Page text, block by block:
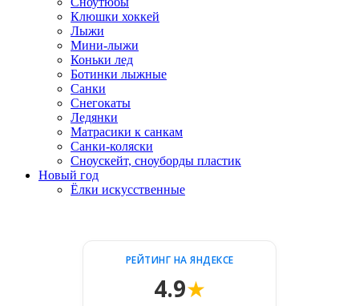
Клюшки хоккей
Лыжи
Мини-лыжи
Коньки лед
Ботинки лыжные
Санки
Снегокаты
Ледянки
Матрасики к санкам
Санки-коляски
Сноускейт, сноуборды пластик
Новый год
Ёлки искусственные
РЕЙТИНГ НА ЯНДЕКСЕ
4.9★